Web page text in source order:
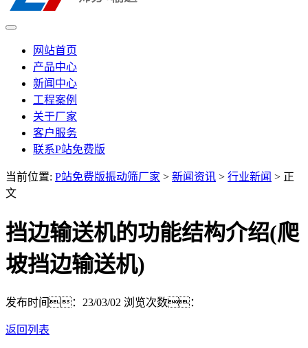
网站首页
产品中心
新闻中心
工程案例
关于厂家
客户服务
联系P站免费版
当前位置: P站免费版振动筛厂家 > 新闻资讯 > 行业新闻 > 正
文
挡边输送机的功能结构介绍(爬
坡挡边输送机)
发布时间：23/03/02 浏览次数：
返回列表